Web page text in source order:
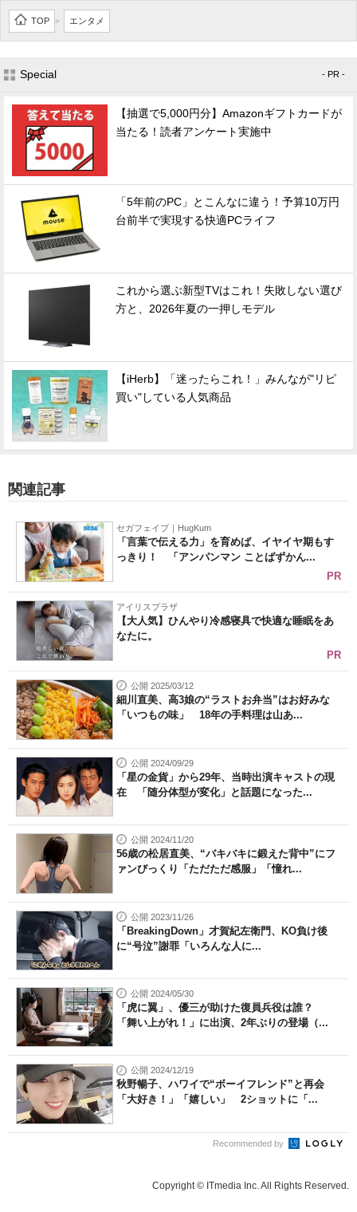
TOP > エンタメ
Special - PR -
【抽選で5,000円分】Amazonギフトカードが
当たる！読者アンケート実施中
「5年前のPC」とこんなに違う！予算10万円
台前半で実現する快適PCライフ
これから選ぶ新型TVはこれ！失敗しない選び
方と、2026年夏の一押しモデル
【iHerb】「迷ったらこれ！」みんなが"リピ
買い"している人気商品
関連記事
セガフェイブ｜HugKum
「言葉で伝える力」を育めば、イヤイヤ期もす
っきり！ 「アンパンマン ことばずかん...
PR
アイリスプラザ
【大人気】ひんやり冷感寝具で快適な睡眠をあ
なたに。
PR
公開 2025/03/12
細川直美、高3娘の“ラストお弁当”はお好みな
「いつもの味」 18年の手料理は山あ...
公開 2024/09/29
「星の金貨」から29年、当時出演キャストの現
在 「随分体型が変化」と話題になった...
公開 2024/11/20
56歳の松居直美、“バキバキに鍛えた背中”にフ
ァンびっくり「ただただ感服」「憧れ...
公開 2023/11/26
「BreakingDown」才賀紀左衛門、KO負け後
に“号泣”謝罪「いろんな人に...
公開 2024/05/30
「虎に翼」、優三が助けた復員兵役は誰？
「舞い上がれ！」に出演、2年ぶりの登場（...
公開 2024/12/19
秋野暢子、ハワイで“ボーイフレンド”と再会
「大好き！」「嬉しい」 2ショットに「...
Recommended by
Copyright © ITmedia Inc. All Rights Reserved.